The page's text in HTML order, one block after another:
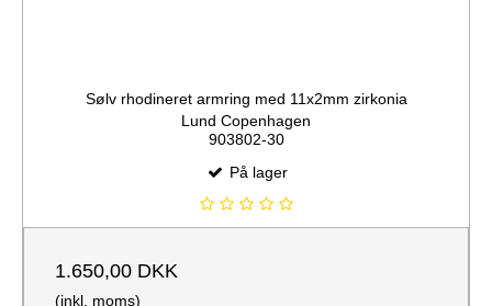
Sølv rhodineret armring med 11x2mm zirkonia
Lund Copenhagen
903802-30
På lager
1.650,00 DKK
(inkl. moms)